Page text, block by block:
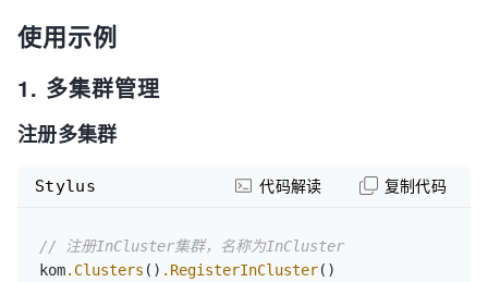
		defaultKubeConfig =
filepath .Join
"config")
	}
	_, _ =
kom.Clusters
kom .Clusters
.RegisterByPathWithID
	kom
.Clusters ().Show()
// 其他逻辑
使用示例
1. 多集群管理
注册多集群
// 注册InCluster集群，名称为InCluster
kom.Clusters () .RegisterInCluster
Stylus 代码解读 复制代码